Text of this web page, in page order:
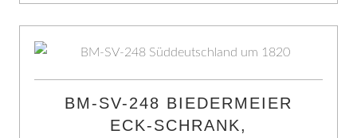
BM-SV-248 BIEDERMEIER
ECK-SCHRANK,